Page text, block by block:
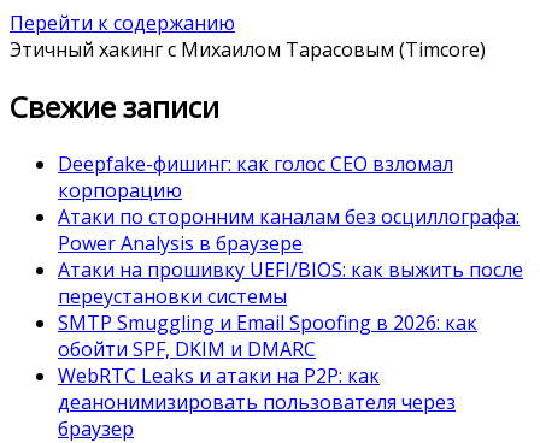
Перейти к содержанию
Этичный хакинг с Михаилом Тарасовым (Timcore)
Свежие записи
Deepfake-фишинг: как голос CEO взломал
корпорацию
Атаки по сторонним каналам без осциллографа:
Power Analysis в браузере
Атаки на прошивку UEFI/BIOS: как выжить после
переустановки системы
SMTP Smuggling и Email Spoofing в 2026: как
обойти SPF, DKIM и DMARC
WebRTC Leaks и атаки на P2P: как
деанонимизировать пользователя через
браузер